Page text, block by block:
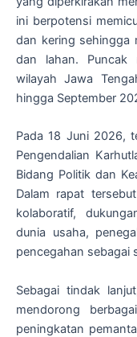
ini berpotensi
dan kering sehingga
dan lahan. Puncak
wilayah Jawa
hingga September
Pada 18 Juni 2026,
Pengendalian
Bidang Politik dan
Dalam rapat
kolaboratif,
dunia usaha,
pencegahan sebagai
Sebagai tindak
mendorong
peningkatan